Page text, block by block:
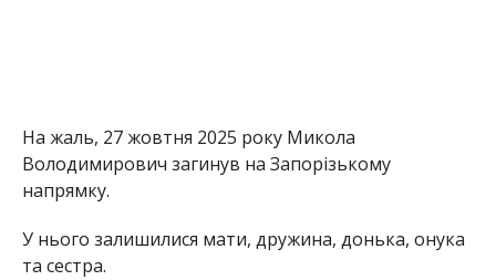
На жаль, 27 жовтня 2025 року Микола
Володимирович загинув на Запорізькому
напрямку.
У нього залишилися мати, дружина, донька, онука
та сестра.